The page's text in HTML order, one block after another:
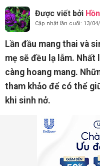
Được viết bởi
Cập nhật lần cuối: 13/
Lần đầu mang thai và
mẹ sẽ đều lạ lẫm. Nhất
càng hoang mang.
tham khảo để có thể
khi sinh nở.